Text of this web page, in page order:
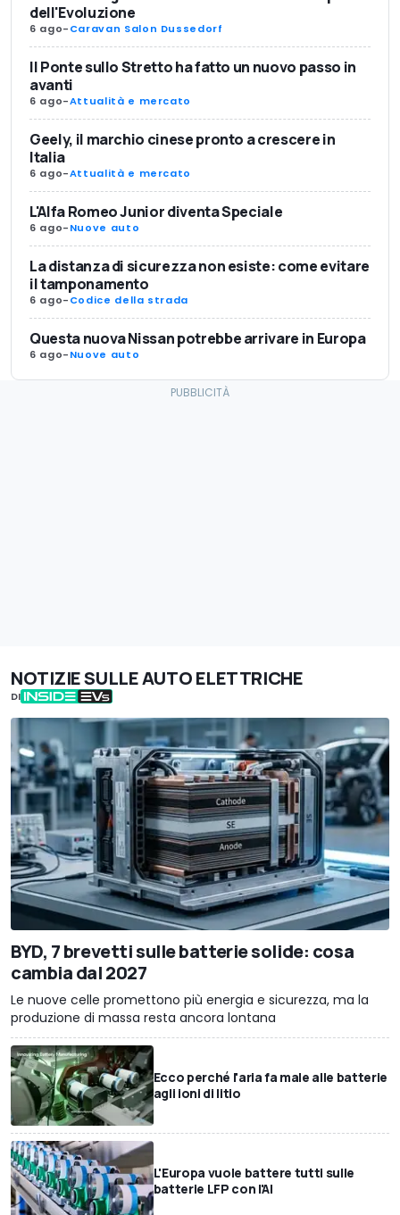
dell'Evoluzione
6 ago-Caravan Salon Dussedorf
Il Ponte sullo Stretto ha fatto un nuovo passo in
avanti
6 ago-Attualità e mercato
Geely, il marchio cinese pronto a crescere in
Italia
6 ago-Attualità e mercato
L'Alfa Romeo Junior diventa Speciale
6 ago-Nuove auto
La distanza di sicurezza non esiste: come evitare
il tamponamento
6 ago-Codice della strada
Questa nuova Nissan potrebbe arrivare in Europa
6 ago-Nuove auto
NOTIZIE SULLE AUTO ELETTRICHE
DI
BYD, 7 brevetti sulle batterie solide: cosa
cambia dal 2027
Le nuove celle promettono più energia e sicurezza, ma la
produzione di massa resta ancora lontana
Ecco perché l'aria fa male alle batterie
agli ioni di litio
L'Europa vuole battere tutti sulle
batterie LFP con l'AI